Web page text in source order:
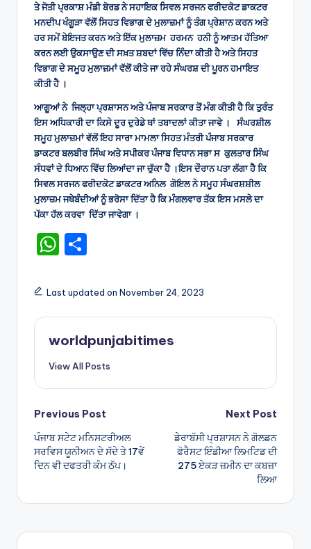
ਤੇ ਜੋਤੀ ਪ੍ਰਕਾਸ਼ ਮੰਡੀ ਬੋਰਡ ਨੇ ਸਹਾਇਕ ਸਿਵਲ ਸਰਜਨ ਫਰੀਦਕੋਟ ਡਾਕਟਰ
ਮਨਦੀਪ ਖੰਗੂੜਾ ਵੱਲੋਂ ਸਿਹਤ ਵਿਭਾਗ ਦੇ ਮੁਲਾਜ਼ਮਾਂ ਨੂੰ ਤੰਗ ਪ੍ਰੇਸ਼ਾਨ ਕਰਨ ਅਤੇ
ਹਰ ਸਮੇਂ ਬੇਇਜਤ ਕਰਨ ਅਤੇ ਇੱਕ ਮੁਲਾਜ਼ਮ ਹਰਮਨ ਹਨੀ ਨੂੰ ਆਤਮ ਹੱਤਿਆ
ਕਰਨ ਲਈ ਉਕਸਾਉਣ ਦੀ ਸਖ਼ਤ ਸ਼ਬਦਾਂ ਵਿੱਚ ਨਿੰਦਾ ਕੀਤੀ ਹੈ ਅਤੇ ਸਿਹਤ
ਵਿਭਾਗ ਦੇ ਸਮੂਹ ਮੁਲਾਜ਼ਮਾਂ ਵੱਲੋਂ ਕੀਤੇ ਜਾ ਰਹੇ ਸੰਘਰਸ਼ ਦੀ ਪੂਰਨ ਹਮਾਇਤ
ਕੀਤੀ ਹੈ ।
ਆਗੂਆਂ ਨੇ ਜਿਲ੍ਹਾ ਪ੍ਰਸ਼ਾਸਨ ਅਤੇ ਪੰਜਾਬ ਸਰਕਾਰ ਤੋਂ ਮੰਗ ਕੀਤੀ ਹੈ ਕਿ ਤੁਰੰਤ
ਇਸ ਅਧਿਕਾਰੀ ਦਾ ਕਿਸੇ ਦੂਰ ਦੁਰੇਡੇ ਥਾਂ ਤਬਾਦਲਾਂ ਕੀਤਾ ਜਾਵੇ । ਸੰਘਰਸ਼ੀਲ
ਸਮੂਹ ਮੁਲਾਜ਼ਮਾਂ ਵੱਲੋਂ ਇਹ ਸਾਰਾ ਮਾਮਲਾ ਸਿਹਤ ਮੰਤਰੀ ਪੰਜਾਬ ਸਰਕਾਰ
ਡਾਕਟਰ ਬਲਬੀਰ ਸਿੰਘ ਅਤੇ ਸਪੀਕਰ ਪੰਜਾਬ ਵਿਧਾਨ ਸਭਾ ਸ ਕੁਲਤਾਰ ਸਿੰਘ
ਸੰਧਵਾਂ ਦੇ ਧਿਆਨ ਵਿੱਚ ਲਿਆਂਦਾ ਜਾ ਚੁੱਕਾ ਹੈ ।ਇਸ ਦੌਰਾਨ ਪਤਾ ਲੱਗਾ ਹੈ ਕਿ
ਸਿਵਲ ਸਰਜਨ ਫਰੀਦਕੋਟ ਡਾਕਟਰ ਅਨਿਲ ਗੋਇਲ ਨੇ ਸਮੂਹ ਸੰਘਰਸ਼ਸ਼ੀਲ
ਮੁਲਾਜ਼ਮ ਜਥੇਬੰਦੀਆਂ ਨੂੰ ਭਰੋਸਾ ਦਿੱਤਾ ਹੈ ਕਿ ਮੰਗਲਵਾਰ ਤੱਕ ਇਸ ਮਸਲੇ ਦਾ
ਪੱਕਾ ਹੱਲ ਕਰਵਾ ਦਿੱਤਾ ਜਾਵੇਗਾ ।
W
a
ts
A
p
ar
e
Last updated on November 24, 2023
worldpunjabitimes
View All Posts
Post
navigation
Previous Post
ਪੰਜਾਬ ਸਟੇਟ ਮਨਿਸਟਰੀਅਲ
ਸਰਵਿਸ ਯੂਨੀਅਨ ਦੇ ਸੱਦੇ ਤੇ 17ਵੇਂ
ਦਿਨ ਵੀ ਦਫਤਰੀ ਕੰਮ ਠੱਪ।
Next Post
ਡੇਰਾਬੱਸੀ ਪ੍ਰਸ਼ਾਸਨ ਨੇ ਗੋਲਡਨ
ਫੋਰੈਸਟ ਇੰਡੀਆ ਲਿਮਟਿਡ ਦੀ
275 ਏਕੜ ਜ਼ਮੀਨ ਦਾ ਕਬਜ਼ਾ
ਲਿਆ